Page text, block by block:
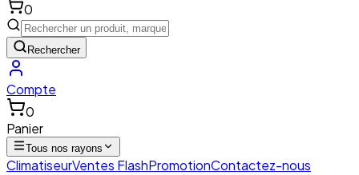
0
Rechercher
Compte
0
Panier
Tous nos rayons
ClimatiseurVentes FlashPromotionContactez-nous